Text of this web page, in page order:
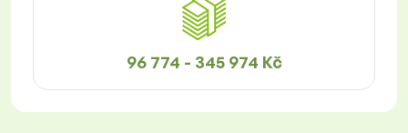
96 774 - 345 974 Kč